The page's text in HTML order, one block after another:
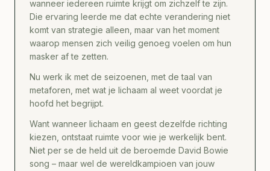
wanneer iedereen ruimte krijgt om zichzelf te zijn.
Die ervaring leerde me dat echte verandering niet
komt van strategie alleen, maar van het moment
waarop mensen zich veilig genoeg voelen om hun
masker af te zetten.
Nu werk ik met de seizoenen, met de taal van
metaforen, met wat je lichaam al weet voordat je
hoofd het begrijpt.
Want wanneer lichaam en geest dezelfde richting
kiezen, ontstaat ruimte voor wie je werkelijk bent.
Niet per se de held uit de beroemde David Bowie
song – maar wel de wereldkampioen van jouw